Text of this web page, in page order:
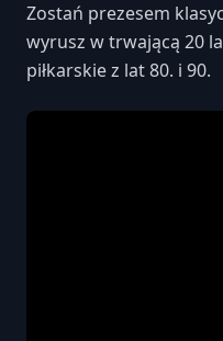
Zostań prezesem
wyrusz w trwającą 20
piłkarskie z lat 80. i 90.